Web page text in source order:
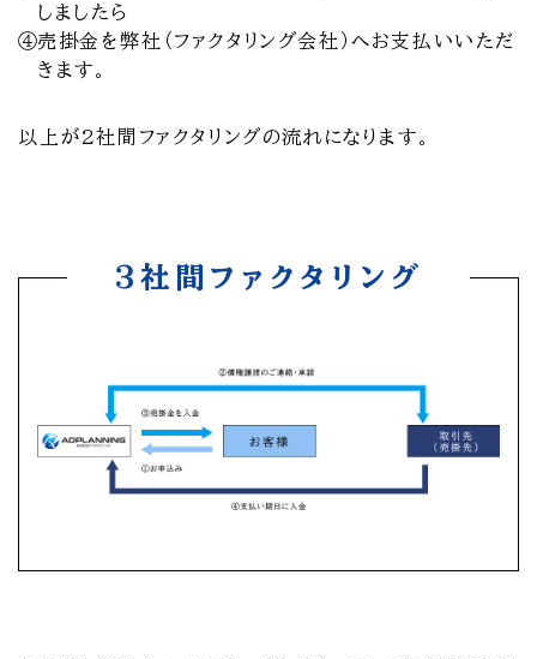
しましたら
④売掛金を弊社（ファクタリング会社）へお支払いいただ
きます。
以上が2社間ファクタリングの流れになります。
3社間ファクタリング